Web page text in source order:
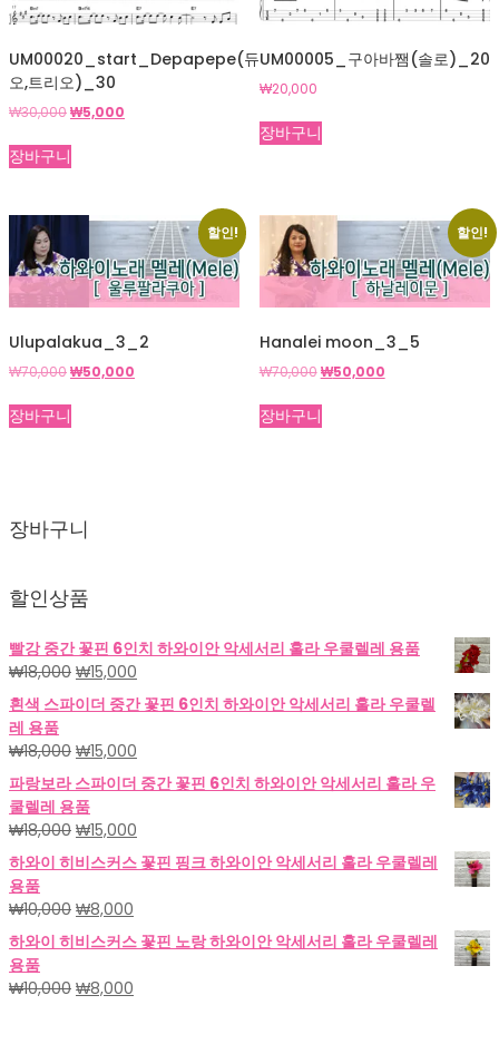
UM00020_start_Depapepe(듀
오,트리오)_30
₩30,000원
격:
₩5,000
장바구니
UM00005_구아바쨈(솔로)_20
₩20,000
장바구니
할인!
Ulupalakua_3_2
₩70,000원
가
격:
₩50,000
장바구니
할인!
Hanalei moon_3_5
₩70,000원
가
격:
₩50,000현
장바구니
장바구니
할인상품
빨강 중간 꽃핀 6인치 하와이안 악세서리 훌라 우쿨렐레 용품
₩18,000 원
래
가
격:
₩18,000.
₩15,000
재
가
₩15,000.
흰색 스파이더 중간 꽃핀 6인치 하와이안 악세서리 훌라 우쿨렐
레 용품
₩18,000 원
래
가
격:
₩18,000.
₩15,000
재
가
₩15,000.
파랑보라 스파이더 중간 꽃핀 6인치 하와이안 악세서리 훌라 우
쿨렐레 용품
₩18,000 원
래
가
격:
₩18,000.
₩15,000
재
가
하와이 히비스커스 꽃핀 핑크 하와이안 악세서리 훌라 우쿨렐레
용품
₩10,000 원
래
가
격:
₩10,000.
₩8,000
재
가
₩8,000.
하와이 히비스커스 꽃핀 노랑 하와이안 악세서리 훌라 우쿨렐레
용품
₩10,000 원
₩8,000